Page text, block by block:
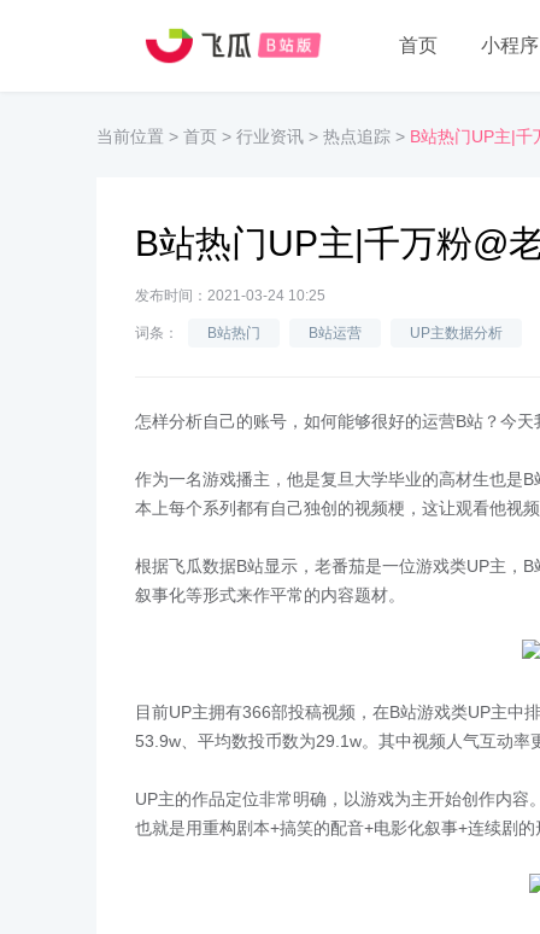
首页 小程序
当前位置 > 首页 > 行业资讯 > 热点追踪 > B站热门UP主|千
B站热门UP主|千万粉@
发布时间：2021-03-24 10:25
词条： B站热门 B站运营 UP主数据分析
怎样分析自己的账号，如何能够很好的运营B站？今
作为一名游戏播主，他是复旦大学毕业的高材生也是
本上每个系列都有自己独创的视频梗，这让观看他视
根据飞瓜数据B站显示，老番茄是一位游戏类UP主，
叙事化等形式来作平常的内容题材。
目前UP主拥有366部投稿视频，在B站游戏类UP主中
53.9w、平均数投币数为29.1w。其中视频人气互动
UP主的作品定位非常明确，以游戏为主开始创作内
也就是用重构剧本+搞笑的配音+电影化叙事+连续剧